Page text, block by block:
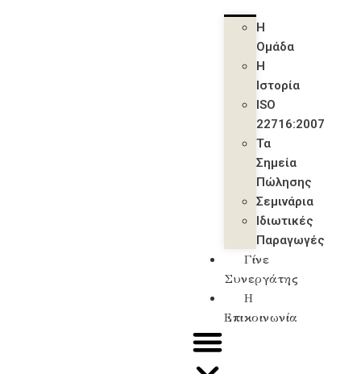
Η
Ομάδα
Η
Ιστορία
ISO
22716:2007
Τα
Σημεία
Πώλησης
Σεμινάρια
Ιδιωτικές
Παραγωγές
Γίνε
Συνεργάτης
Η
Επικοινωνία